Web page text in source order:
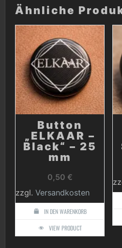
Ähnliche
Button
„ELKAAR –
Black“ – 25
mm
0,50 €
zzgl. Versandkosten
IN DEN WARENKORB
VIEW PRODUCT